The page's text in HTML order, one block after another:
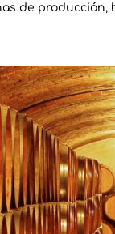
de producción,